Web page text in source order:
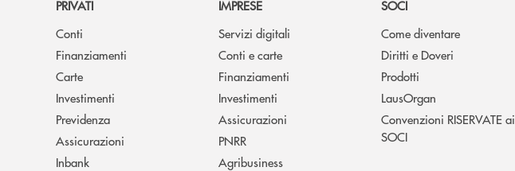
PRIVATI
Conti
Finanziamenti
Carte
Investimenti
Previdenza
Assicurazioni
Inbank
IMPRESE
Servizi digitali
Conti e carte
Finanziamenti
Investimenti
Assicurazioni
PNRR
Agribusiness
SOCI
Come diventare
Diritti e Doveri
Prodotti
LausOrgan
Convenzioni RISERVATE ai
SOCI